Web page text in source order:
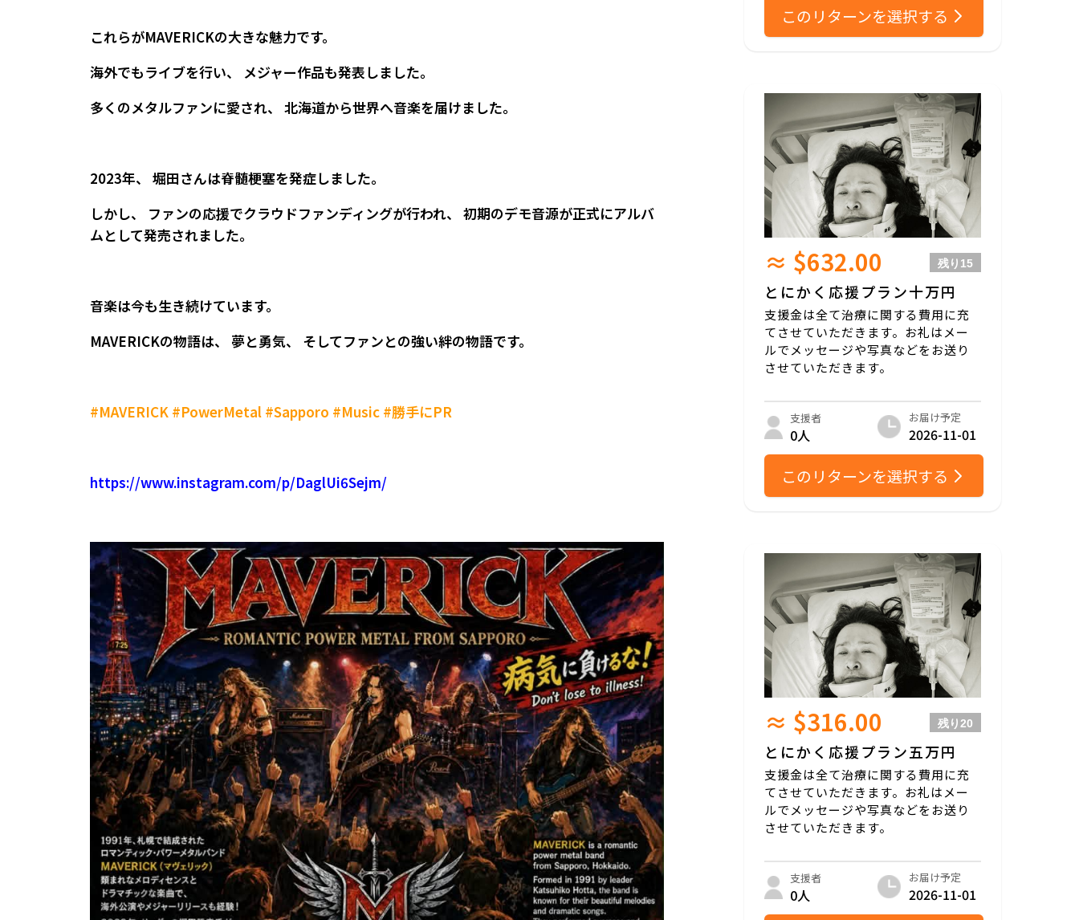
これらがMAVERICKの大きな魅力です。
海外でもライブを行い、 メジャー作品も発表しました。
多くのメタルファンに愛され、 北海道から世界へ音楽を届けました。
2023年、 堀田さんは脊髄梗塞を発症しました。
しかし、 ファンの応援でクラウドファンディングが行われ、 初期のデモ音源が正式にアルバ
ムとして発売されました。
音楽は今も生き続けています。
MAVERICKの物語は、 夢と勇気、 そしてファンとの強い絆の物語です。
#MAVERICK #PowerMetal #Sapporo #Music #勝手にPR
https://www.instagram.com/p/DaglUi6Sejm/
このリターンを選択する
≈ $632.00 残り 15
とにかく応援プラン十万円
支援金は全て治療に関する費用に充
てさせていただきます。お礼はメー
ルでメッセージや写真などをお送り
させていただきます。
支援者
0人
お届け予定
2026-11-01
このリターンを選択する
≈ $316.00 残り20
とにかく応援プラン五万円
支援金は全て治療に関する費用に充
てさせていただきます。お礼はメー
ルでメッセージや写真などをお送り
させていただきます。
支援者
0人
お届け予定
2026-11-01